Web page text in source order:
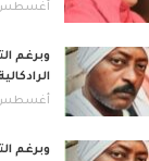
أغسطس 8,
وبرغم
أغسطس 8,
وبرغم